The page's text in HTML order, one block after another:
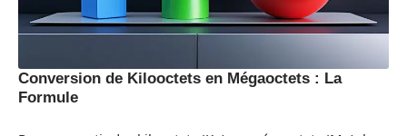
Conversion de Kilooctets en Mégaoctets : La
Formule